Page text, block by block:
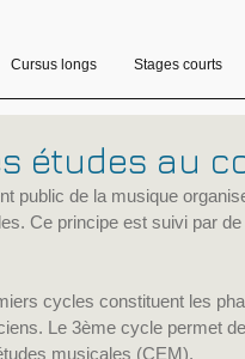
Cursus longs Stages courts
études au
public de la musique
Ce principe est suivi par
cycles constituent les
Le 3ème cycle permet
musicales (CEM).